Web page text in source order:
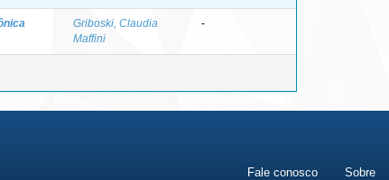
Griboski, Claudia
Maffini
-
Fale conosco Sobre